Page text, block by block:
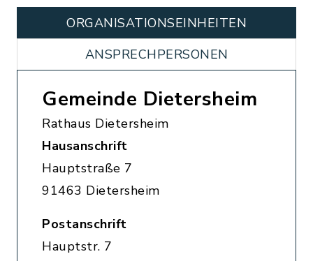
ORGANISATIONS­EINHEITEN
ANSPRECHPERSONEN
Gemeinde Dietersheim
Rathaus Dietersheim
Hausanschrift
Hauptstraße 7
91463 Dietersheim
Postanschrift
Hauptstr. 7